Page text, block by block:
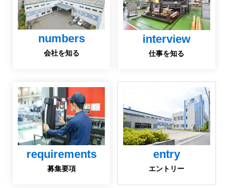
numbers
会社を知る
interview
仕事を知る
requirements
募集要項
entry
エントリー